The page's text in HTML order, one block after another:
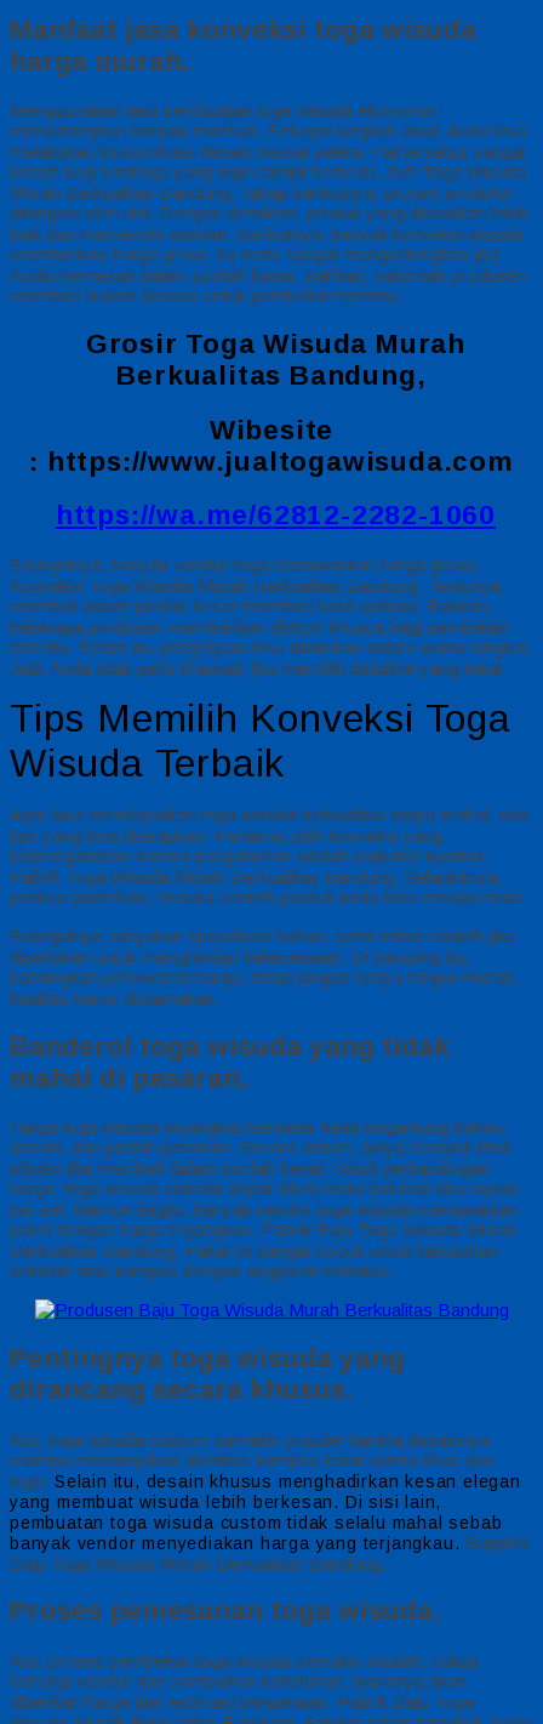
Manfaat jasa konveksi toga wisuda
harga murah.
Menggunakan jasa pembuatan toga wisuda ekonomis
mendatangkan banyak manfaat. Sebagai langkah awal, Anda bisa
melakukan kustomisasi desain sesuai selera. Hal tersebut sangat
berarti bagi lembaga yang ingin tampil berbeda. Jual Toga Wisuda
Murah Berkualitas Bandung, Tahap berikutnya, proses produksi
ditangani oleh ahli. Dengan demikian, produk yang dihasilkan lebih
baik dan memenuhi standar. Berikutnya, banyak konveksi wisuda
memberikan harga grosir. Ini tentu sangat menguntungkan jika
Anda memesan dalam jumlah besar. Bahkan, sejumlah produsen
memberi diskon khusus untuk pembelian tertentu.
Grosir Toga Wisuda Murah
Berkualitas Bandung,
Wibesite
: https://www.jualtogawisuda.com
https://wa.me/62812-2282-1060
Selanjutnya, banyak vendor toga menawarkan harga grosir.
Konveksi Toga Wisuda Murah Berkualitas Bandung, Tentunya,
membeli dalam jumlah besar memberi hasil optimal. Bahkan,
beberapa produsen memberikan diskon khusus bagi pembelian
tertentu. Selain itu, pengerjaan bisa dilakukan dalam waktu singkat.
Jadi, Anda tidak perlu khawatir jika memiliki deadline yang ketat.
Tips Memilih Konveksi Toga
Wisuda Terbaik
Agar bisa mendapatkan toga wisuda berkualitas tanpa mahal, ada
tips yang bisa diterapkan. Pertama, pilih konveksi yang
berpengalaman karena pengalaman adalah indikator kualitas.
Pabrik Toga Wisuda Murah Berkualitas Bandung, Selanjutnya,
periksa portofolio, melalui contoh produk Anda bisa menilai mutu.
Selanjutnya, tanyakan spesifikasi bahan, serta minta contoh jika
diperlukan untuk menghindari kekecewaan. Di samping itu,
bandingkan penawaran harga, tetapi jangan hanya tergiur murah,
kualitas harus diutamakan.
Banderol toga wisuda yang tidak
mahal di pasaran.
Harga toga wisuda terjangkau berbeda-beda tergantung bahan,
desain, dan jumlah pesanan. Secara umum, biaya menjadi lebih
efisien jika membeli dalam jumlah besar. Untuk perbandingan
harga, toga wisuda standar dapat dibeli mulai puluhan ribu rupiah
per set. Namun begitu, banyak vendor toga wisuda menawarkan
paket dengan harga terjangkau. Pabrik Baju Toga Wisuda Murah
Berkualitas Bandung, Paket ini sangat cocok untuk kebutuhan
sekolah atau kampus dengan anggaran terbatas.
Pentingnya toga wisuda yang
dirancang secara khusus.
Kini, toga wisuda custom semakin populer karena desainnya
mampu menampilkan identitas kampus lewat warna khas dan
logo. Selain itu, desain khusus menghadirkan kesan elegan
yang membuat wisuda lebih berkesan. Di sisi lain,
pembuatan toga wisuda custom tidak selalu mahal sebab
banyak vendor menyediakan harga yang terjangkau.Supplier
Baju Toga Wisuda Murah Berkualitas Bandung,
Proses pemesanan toga wisuda.
Kini, proses pembelian toga wisuda semakin mudah, cukup
hubungi vendor dan sampaikan kebutuhan, biasanya akan
diberikan harga dan estimasi pengerjaan. Pabrik Baju Toga